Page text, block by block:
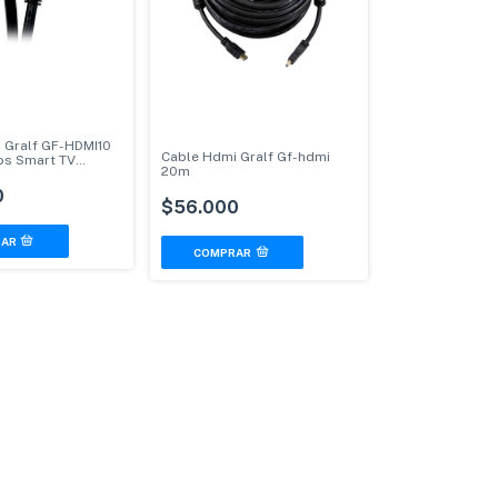
Gralf GF-HDMI10
Smart TV
Cable Hdmi Gralf Gf-hdmi
20m
$56.000